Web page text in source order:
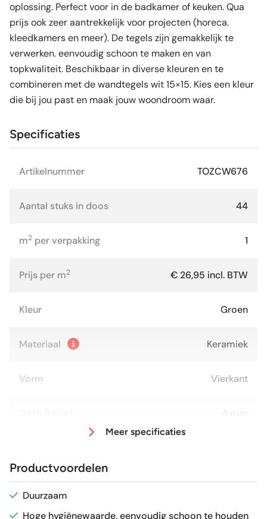
oplossing. Perfect voor in de badkamer of keuken. Qua
prijs ook zeer aantrekkelijk voor projecten (horeca.
kleedkamers en meer). De tegels zijn gemakkelijk te
verwerken. eenvoudig schoon te maken en van
topkwaliteit. Beschikbaar in diverse kleuren en te
combineren met de wandtegels wit 15×15. Kies een kleur
die bij jou past en maak jouw woondroom waar.
Specificaties
Artikelnummer TOZCW676
Aantal stuks in doos 44
m2 per verpakking 1
Prijs per m2 € 26,95 incl. BTW
Kleur Groen
Materiaal Keramiek
Vorm Vierkant
Glans / Mat Mat
Meer specificaties
Productvoordelen
Duurzaam
Hoge hygiënewaarde, eenvoudig schoon te houden